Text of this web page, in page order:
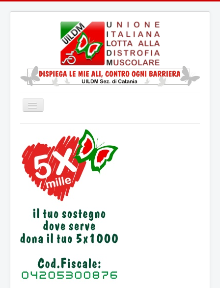
Cambia
La UILDM
La Distrofia Muscolare
Servizio Civile Universale
Attività
Eventi
Sostieni L'UIDM
Diventa un volontario
Contatti